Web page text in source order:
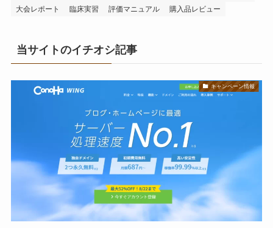
大会レポート
臨床実習 評価マニュアル 購入品レビュー
当サイトのイチオシ記事
キャンペーン情報